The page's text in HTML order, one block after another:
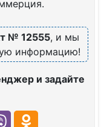
№ 12555, и мы
информацию!
и задайте